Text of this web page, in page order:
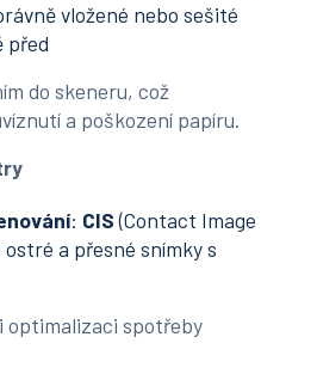
vložené nebo sešité
před
skeneru, což
a poškození papíru.
: CIS(Contact Image
a přesné snímky s
spotřeby